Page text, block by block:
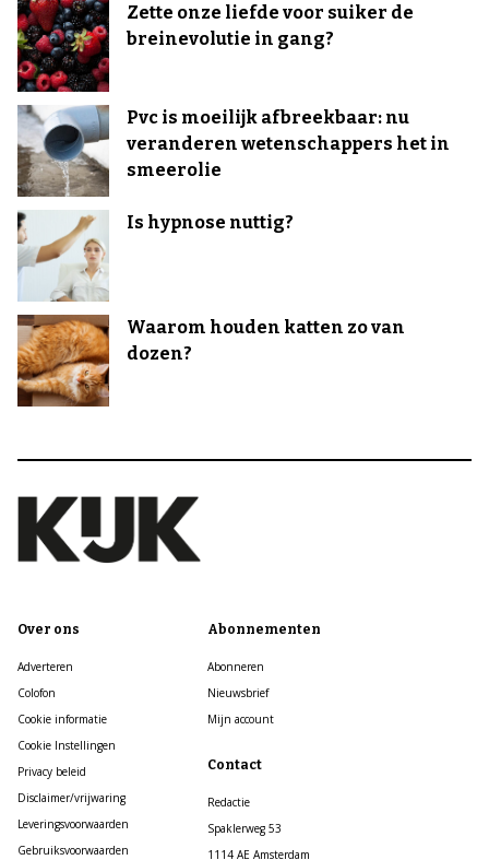
Zette onze liefde voor suiker de
breinevolutie in gang?
Pvc is moeilijk afbreekbaar: nu
veranderen wetenschappers het in
smeerolie
Is hypnose nuttig?
Waarom houden katten zo van
dozen?
Over ons
Adverteren
Colofon
Cookie informatie
Cookie Instellingen
Privacy beleid
Disclaimer/vrijwaring
Leveringsvoorwaarden
Gebruiksvoorwaarden
Abonnementen
Abonneren
Nieuwsbrief
Mijn account
Contact
Redactie
Spaklerweg 53
1114 AE Amsterdam